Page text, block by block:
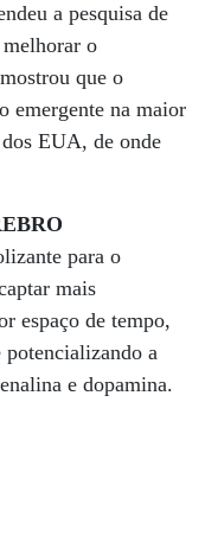
a pesquisa de
o
que o
emergente na maior
EUA, de onde
para o
mais
espaço de tempo,
potencializando a
e dopamina.